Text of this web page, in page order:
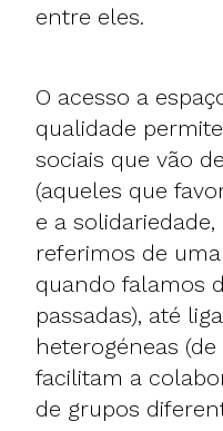
entre eles.
O acesso a
qualidade
sociais que vão
(aqueles que
e a
referimos de
quando falamos
passadas), até
heterogéneas
facilitam a
de grupos